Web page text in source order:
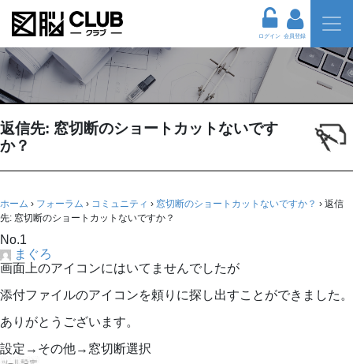
ログイン 会員登録
返信先: 窓切断のショートカットないです
か？
ホーム › フォーラム › コミュニティ › 窓切断のショートカットないですか？ › 返信
先: 窓切断のショートカットないですか？
No.1
まぐろ
画面上のアイコンにはいてませんでしたが
添付ファイルのアイコンを頼りに探し出すことができました。
ありがとうございます。
設定→その他→窓切断選択